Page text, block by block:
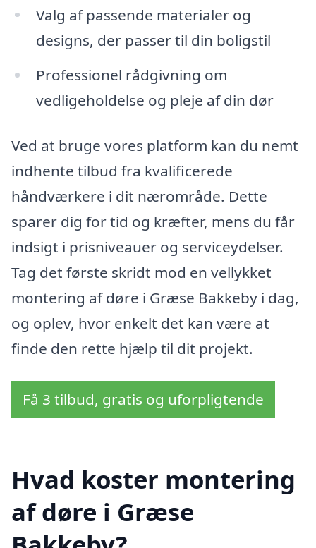
Valg af passende materialer og
designs, der passer til din boligstil
Professionel rådgivning om
vedligeholdelse og pleje af din dør
Ved at bruge vores platform kan du nemt
indhente tilbud fra kvalificerede
håndværkere i dit nærområde. Dette
sparer dig for tid og kræfter, mens du får
indsigt i prisniveauer og serviceydelser.
Tag det første skridt mod en vellykket
montering af døre i Græse Bakkeby i dag,
og oplev, hvor enkelt det kan være at
finde den rette hjælp til dit projekt.
Få 3 tilbud, gratis og uforpligtende
Hvad koster montering
af døre i Græse